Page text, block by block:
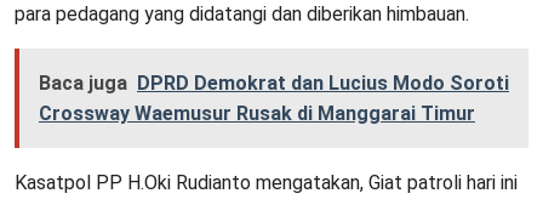
para pedagang yang didatangi dan diberikan himbauan.
Baca juga DPRD Demokrat dan Lucius Modo Soroti
Crossway Waemusur Rusak di Manggarai Timur
Kasatpol PP H.Oki Rudianto mengatakan, Giat patroli hari ini